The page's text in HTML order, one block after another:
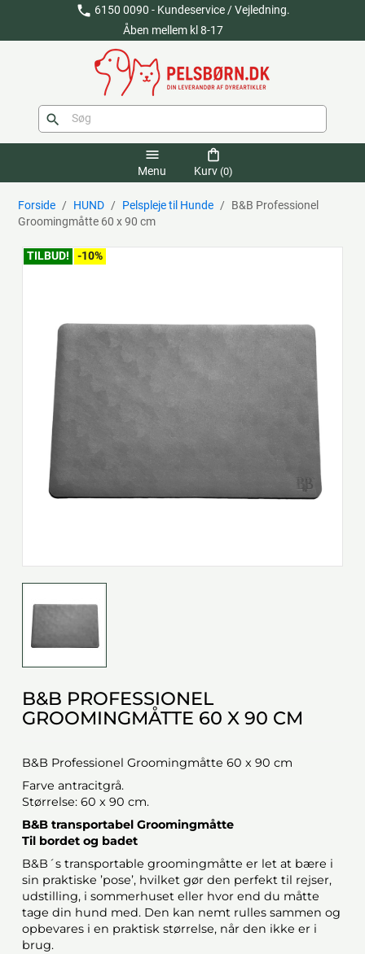
phone 6150 0090 - Kundeservice / Vejledning.
Åben mellem kl 8-17
search
menu
Menu
shopping_bag
Kurv (0)
Forside HUND Pelspleje til Hunde
B&B Professionel
Groomingmåtte 60 x 90 cm
TILBUD! -10%
B&B PROFESSIONEL
GROOMINGMÅTTE 60 X 90 CM
B&B Professionel Groomingmåtte 60 x 90 cm
Farve antracitgrå.
Størrelse: 60 x 90 cm.
B&B transportabel Groomingmåtte
Til bordet og badet
B&B´s transportable groomingmåtte er let at bære i
sin praktiske ’pose’, hvilket gør den perfekt til rejser,
udstilling, i sommerhuset eller hvor end du måtte
tage din hund med. Den kan nemt rulles sammen og
opbevares i en praktisk størrelse, når den ikke er i
brug.